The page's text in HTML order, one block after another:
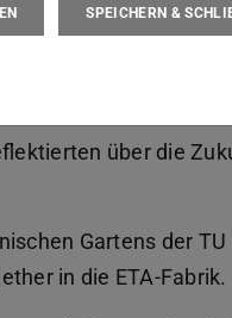
Wissenschaft
zurück, mit
unsere aktuellen
über die
Gartens der TU
in die ETA-Fabrik.
SPEICHERN &